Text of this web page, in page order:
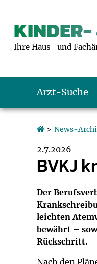
KINDER-
Ihre Haus- und
Arzt-Suche
> News-
2.7.2026
BVKJ
Der
leichten
bewährt –
Rückschritt.
Nach den